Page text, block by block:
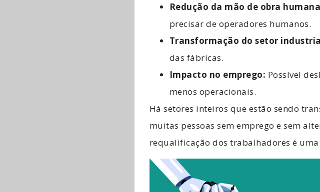
Redução da mão de obra
precisar de operadores humanos.
Transformação do setor
das fábricas.
Impacto no emprego: Possível
menos operacionais.
Há setores inteiros que estão sendo
muitas pessoas sem emprego e sem
requalificação dos trabalhadores é